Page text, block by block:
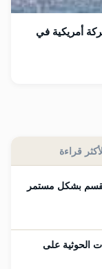
أمريكية في
الأكثر قراءة
تنقسم بشكل مستمر
الحوثية على